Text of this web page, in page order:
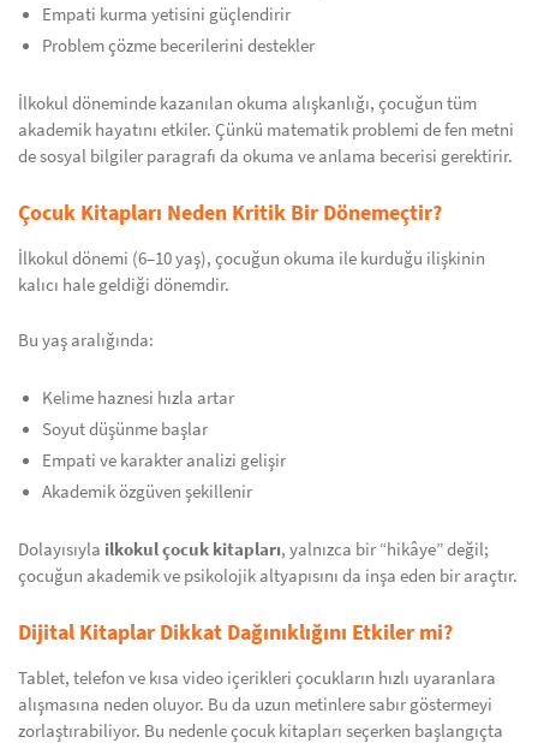
Empati kurma yetisini güçlendirir
Problem çözme becerilerini destekler
İlkokul döneminde kazanılan okuma alışkanlığı, çocuğun tüm
akademik hayatını etkiler. Çünkü matematik problemi de fen metni
de sosyal bilgiler paragrafı da okuma ve anlama becerisi gerektirir.
Çocuk Kitapları Neden Kritik Bir Dönemeçtir?
İlkokul dönemi (6–10 yaş), çocuğun okuma ile kurduğu ilişkinin
kalıcı hale geldiği dönemdir.
Bu yaş aralığında:
Kelime haznesi hızla artar
Soyut düşünme başlar
Empati ve karakter analizi gelişir
Akademik özgüven şekillenir
Dolayısıyla ilkokul çocuk kitapları, yalnızca bir “hikâye” değil;
çocuğun akademik ve psikolojik altyapısını da inşa eden bir araçtır.
Dijital Kitaplar Dikkat Dağınıklığını Etkiler mi?
Tablet, telefon ve kısa video içerikleri çocukların hızlı uyaranlara
alışmasına neden oluyor. Bu da uzun metinlere sabır göstermeyi
zorlaştırabiliyor. Bu nedenle çocuk kitapları seçerken başlangıçta